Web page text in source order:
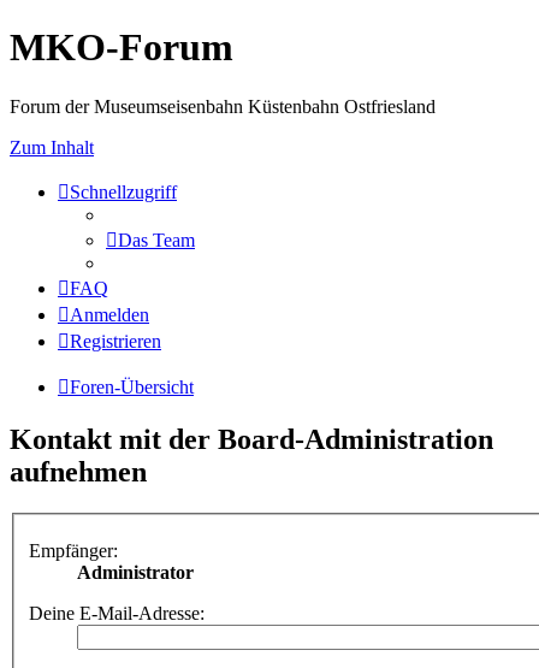
MKO-Forum
Forum der Museumseisenbahn Küstenbahn Ostfriesland
Zum Inhalt
Schnellzugriff
Das Team
FAQ
Anmelden
Registrieren
Foren-Übersicht
Kontakt mit der Board-Administration
aufnehmen
Empfänger:
Administrator
Deine E-Mail-Adresse: